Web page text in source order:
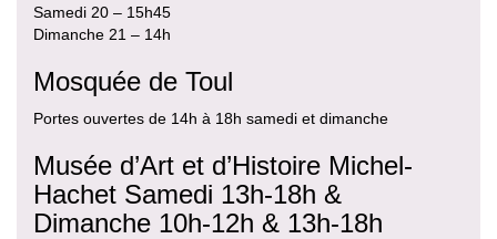
Samedi 20 – 15h45
Dimanche 21 – 14h
Mosquée de Toul
Portes ouvertes de 14h à 18h samedi et dimanche
Musée d’Art et d’Histoire Michel-
Hachet Samedi 13h-18h &
Dimanche 10h-12h & 13h-18h